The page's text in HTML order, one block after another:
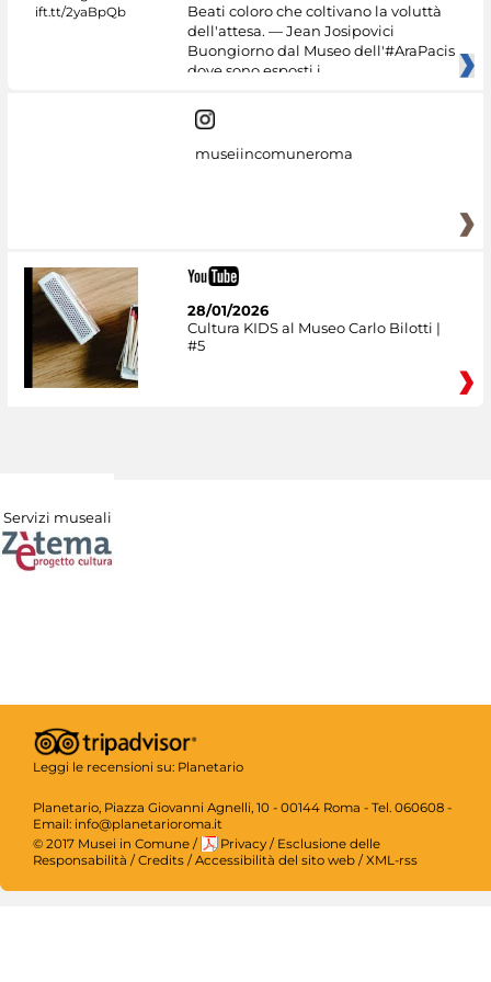
Beati coloro che coltivano la voluttà
dell'attesa. — Jean Josipovici
Buongiorno dal Museo dell'#AraPacis
dove sono esposti i
museiincomuneroma
28/01/2026
Cultura KIDS al Museo Carlo Bilotti |
#5
Servizi museali
Leggi le recensioni su: Planetario
Planetario, Piazza Giovanni Agnelli, 10 - 00144 Roma - Tel. 060608 -
Email: info@planetarioroma.it
© 2017 Musei in Comune / Privacy / Esclusione delle
Responsabilità / Credits / Accessibilità del sito web / XML-rss